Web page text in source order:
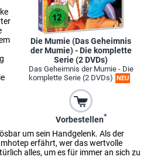
Die Mumie (Das Geheimnis
der Mumie) - Die komplette
Serie (2 DVDs)
Das Geheimnis der Mumie - Die
komplette Serie (2 DVDs) NEU
Vorbestellen*
um sein Handgelenk. Als der
erfährt, wer das wertvolle
alles, um es für immer an sich zu